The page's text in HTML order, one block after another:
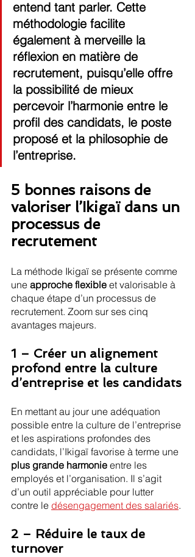
entend tant parler. Cette
méthodologie facilite
également à merveille la
réflexion en matière de
recrutement, puisqu’elle offre
la possibilité de mieux
percevoir l’harmonie entre le
profil des candidats, le poste
proposé et la philosophie de
l’entreprise.
5 bonnes raisons de
valoriser l’Ikigaï dans un
processus de
recrutement
La méthode Ikigaï se présente comme
une approche flexible et valorisable à
chaque étape d’un processus de
recrutement. Zoom sur ses cinq
avantages majeurs.
1 – Créer un alignement
profond entre la culture
d’entreprise et les candidats
En mettant au jour une adéquation
possible entre la culture de l’entreprise
et les aspirations profondes des
candidats, l’Ikigaï favorise à terme une
plus grande harmonie entre les
employés et l’organisation. Il s’agit
d’un outil appréciable pour lutter
contre le désengagement des salariés.
2 – Réduire le taux de
turnover